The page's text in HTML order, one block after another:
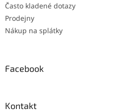
Často kladené dotazy
Prodejny
Nákup na splátky
Facebook
Kontakt